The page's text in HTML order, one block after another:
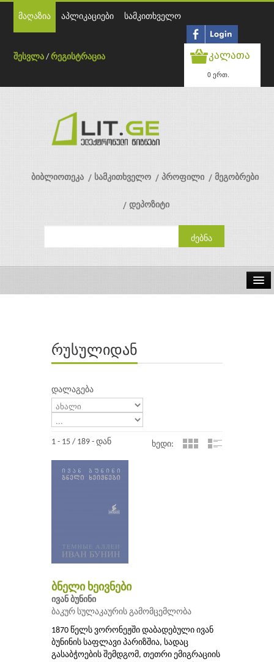
მაღაზია აპლიკაციები სამკითხველო
შესვლა /რეგისტრაცია კალათა
0 ერთ.
ბიბლიოთეკა სამკითხველო პროფილი მეგობრები
დეპოზიტი
ავტორებირუსულიდან
დალაგება
1 - 15 / 189 - დან ხედი:
ბნელი ხეივნები
ივან ბუნინი
ბაკურ სულაკაურის გამომცემლობა
1870 წელს ვორონეჟში დაბადებული ივან
ბუნინის საფლავი პარიზშია, სადაც
გასაბჭოების შემდგომ, თეთრი ემიგრაციის